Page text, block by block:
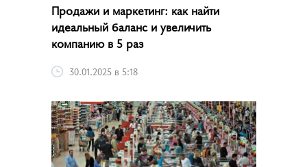
Продажи и маркетинг: как найти
идеальный баланс и увеличить
компанию в 5 раз
30.01.2025 в 5:18